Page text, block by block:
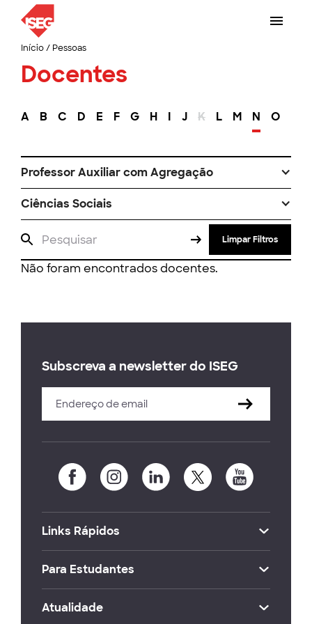
Início/ Pessoas
Docentes
A B C D E F G H I J K L M N O
Professor Auxiliar com Agregação
Ciências Sociais
Limpar Filtros
Não foram encontrados docentes.
Subscreva a newsletter do ISEG
Links Rápidos
Para Estudantes
Atualidade